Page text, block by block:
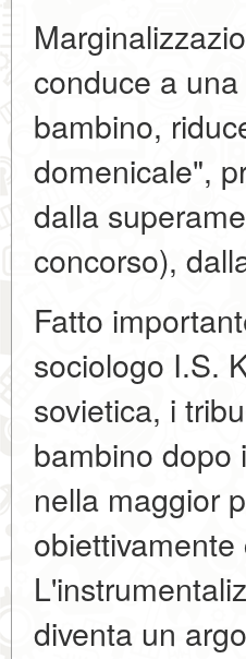
conduce a
bambino,
domenicale",
dalla
concorso),
Fatto
sociologo I.S.
sovietica, i
bambino dopo
nella maggior
diventa un